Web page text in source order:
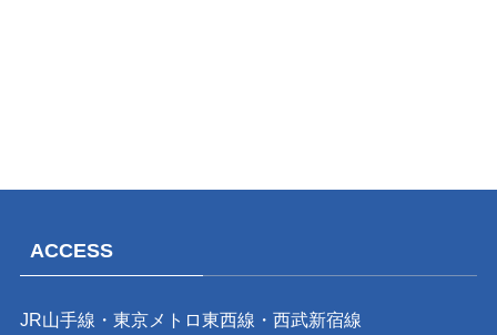
ACCESS
JR山手線・東京メトロ東西線・西武新宿線